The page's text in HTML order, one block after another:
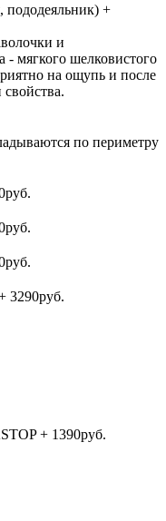
пододеяльник) +
и
мягкого шелковистого
на ощупь и после
по периметру
руб.
руб.
руб.
3290руб.
+ 1390руб.